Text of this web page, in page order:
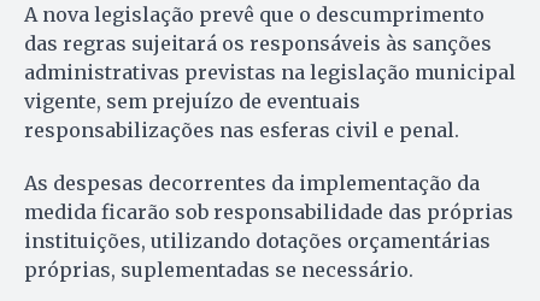
A nova legislação prevê que o descumprimento
das regras sujeitará os responsáveis às sanções
administrativas previstas na legislação municipal
vigente, sem prejuízo de eventuais
responsabilizações nas esferas civil e penal.
As despesas decorrentes da implementação da
medida ficarão sob responsabilidade das próprias
instituições, utilizando dotações orçamentárias
próprias, suplementadas se necessário.